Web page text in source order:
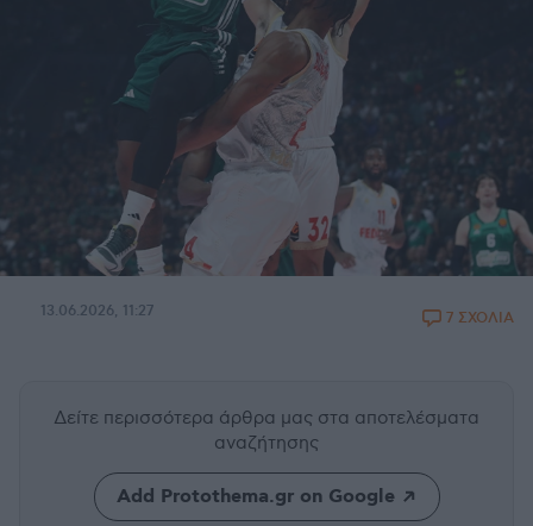
13.06.2026, 11:27 7 ΣΧΟΛΙΑ
Δείτε περισσότερα άρθρα μας στα αποτελέσματα
αναζήτησης
Add Protothema.gr on Google